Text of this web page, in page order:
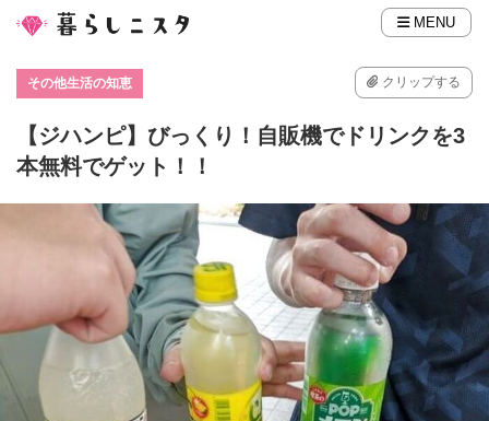
MENU
その他生活の知恵 クリップする
【ジハンピ】びっくり！自販機でドリンクを3
本無料でゲット！！